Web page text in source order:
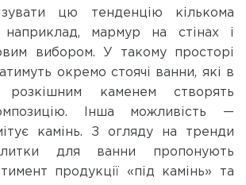
цю тенденцію кількома
мармур на стінах і
вибором. У такому просторі
окремо стоячі ванни, які в
каменем створять
Інша можливість —
камінь. З огляду на тренди
для ванни пропонують
продукції «під камінь» та